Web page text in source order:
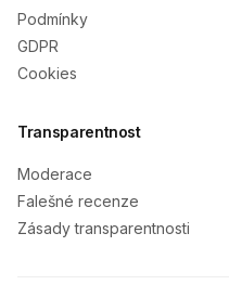
Podmínky
GDPR
Cookies
Transparentnost
Moderace
Falešné recenze
Zásady transparentnosti